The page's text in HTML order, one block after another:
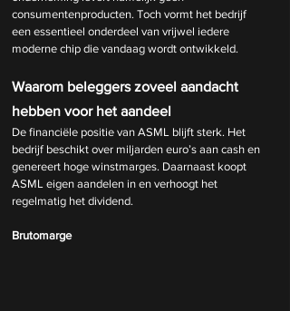
consumentenproducten. Toch vormt het bedrijf
een essentieel onderdeel van vrijwel iedere
moderne chip die vandaag wordt ontwikkeld.
Waarom beleggers zoveel aandacht
hebben voor het aandeel
De financiële positie van ASML blijft sterk. Het
bedrijf beschikt over miljarden euro’s aan cash en
genereert hoge winstmarges. Daarnaast koopt
ASML eigen aandelen in en verhoogt het
regelmatig het dividend.
Brutomarge